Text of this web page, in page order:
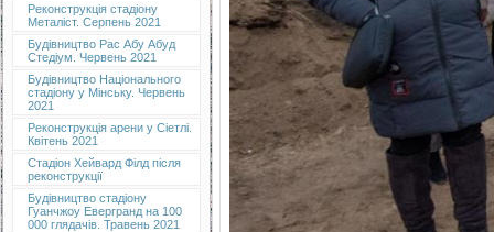
Реконструкція стадіону
Металіст. Серпень 2021
Будівництво Рас Абу Абуд
Стедіум. Червень 2021
Будівництво Національного
стадіону у Мінську. Червень
2021
Реконструкція арени у Сіетлі.
Квітень 2021
Стадіон Хейвард Філд після
реконструкції
Будівництво стадіону
Гуанчжоу Евергранд на 100
000 глядачів. Травень 2021